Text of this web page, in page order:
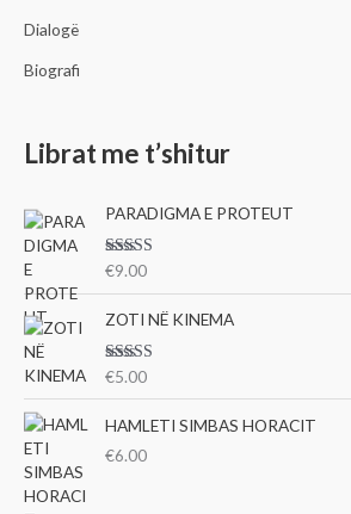
Dialogë
Biografi
Librat me t’shitur
PARADIGMA E PROTEUT
Vlerësu
3.00
nga 5
€9.00
ZOTI NË KINEMA
Vlerësu
nga 5
€5.00
HAMLETI SIMBAS HORACIT
€6.00